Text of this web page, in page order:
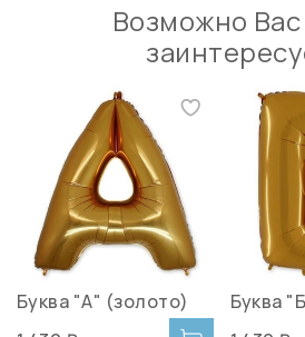
Возможно
Буква "А" (золото)
Буква